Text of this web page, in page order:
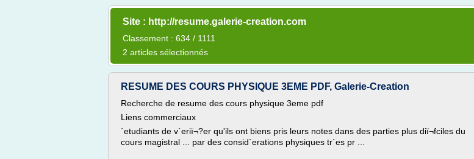
Site : http://resume.galerie-creation.com
Classement : 634 / 1111
2 articles sélectionnés
RESUME DES COURS PHYSIQUE 3EME PDF, Galerie-Creation
Recherche de resume des cours physique 3eme pdf
Liens commerciaux
´etudiants de v´eriï¬?er qu'ils ont biens pris leurs notes dans des parties plus diï¬fciles du
cours magistral ... par des consid´erations physiques tr`es pr ...